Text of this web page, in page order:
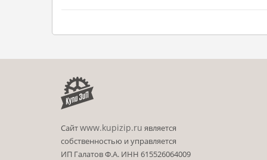
Сайтwww.kupizip.ru является
собственностью и управляется
ИП Галатов Ф.А. ИНН 615526064009